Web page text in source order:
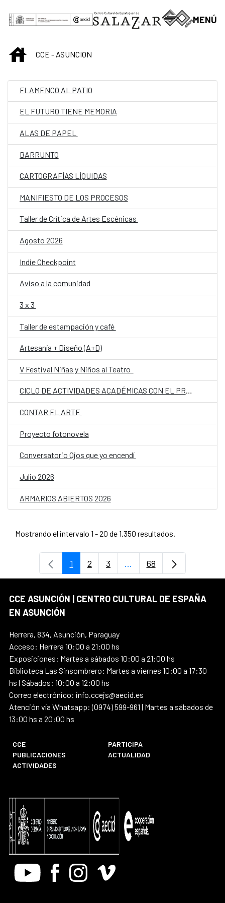
Saltar al contenido principal
MENÚ
INICIOCCE - ASUNCION
FLAMENCO AL PATIO
EL FUTURO TIENE MEMORIA
ALAS DE PAPEL
BARRUNTO
CARTOGRAFÍAS LÍQUIDAS
MANIFIESTO DE LOS PROCESOS
Taller de Crítica de Artes Escénicas
Agosto 2026
Indie Checkpoint
Aviso a la comunidad
3 x 3
Taller de estampación y café
Artesanía + Diseño (A+D)
V Festival Niñas y Niños al Teatro
CICLO DE ACTIVIDADES ACADÉMICAS CON EL PROF. DR. JOSÉ VICENTE PEIRÓ BARCO
CONTAR EL ARTE
Proyecto fotonovela
Conversatorio Ojos que yo encendí
Julio 2026
ARMARIOS ABIERTOS 2026
Mostrando el intervalo 1 - 20 de 1.350 resultados.
Página
1 Página
2 Página
3 ...Páginas intermedias
Página
68
CCE ASUNCIÓN | CENTRO CULTURAL DE ESPAÑA
EN ASUNCIÓN
Herrera, 834, Asunción, Paraguay
Acceso: Herrera 10:00 a 21:00 hs
Exposiciones: Martes a sábados 10:00 a 21:00 hs
Biblioteca Las Sinsombrero: Martes a viernes 10:00 a 17:30
hs | Sábados: 10:00 a 12:00 hs
Correo electrónico: info.ccejs@aecid.es
Atención vía Whatsapp: (0974) 599-961 | Martes a sábados de
13:00 hs a 20:00 hs
CCE
PARTICIPA
PUBLICACIONES
ACTUALIDAD
ACTIVIDADES
Youtube FacebookInstagram
Vimeo